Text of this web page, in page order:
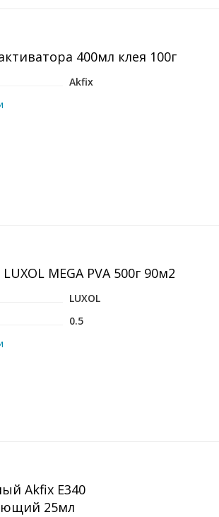
400мл клея 100г
Akfix
MEGA PVA 500г 90м2
LUXOL
0.5
Akfix E340
25мл